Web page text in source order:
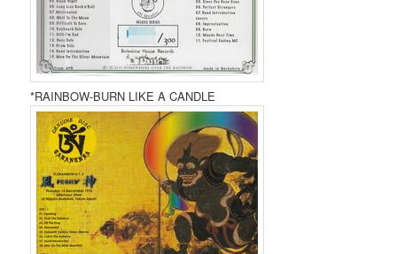
*RAINBOW-BURN LIKE A CANDLE